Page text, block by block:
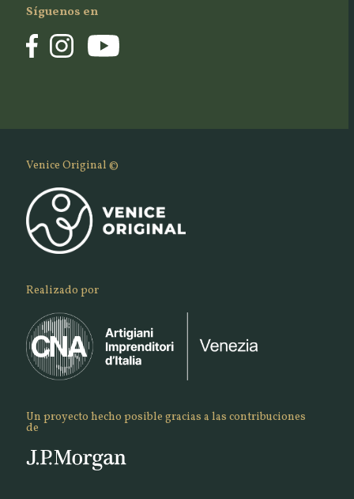
Síguenos en
Venice Original ©
Realizado por
Un proyecto hecho posible gracias a las contribuciones
de